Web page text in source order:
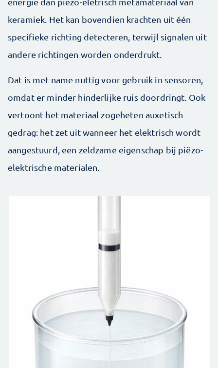
keramiek. Het kan bovendien krachten uit één
specifieke richting detecteren, terwijl signalen uit
andere richtingen worden onderdrukt.
Dat is met name nuttig voor gebruik in sensoren,
omdat er minder hinderlijke ruis doordringt. Ook
vertoont het materiaal zogeheten auxetisch
gedrag: het zet uit wanneer het elektrisch wordt
aangestuurd, een zeldzame eigenschap bij piëzo-
elektrische materialen.